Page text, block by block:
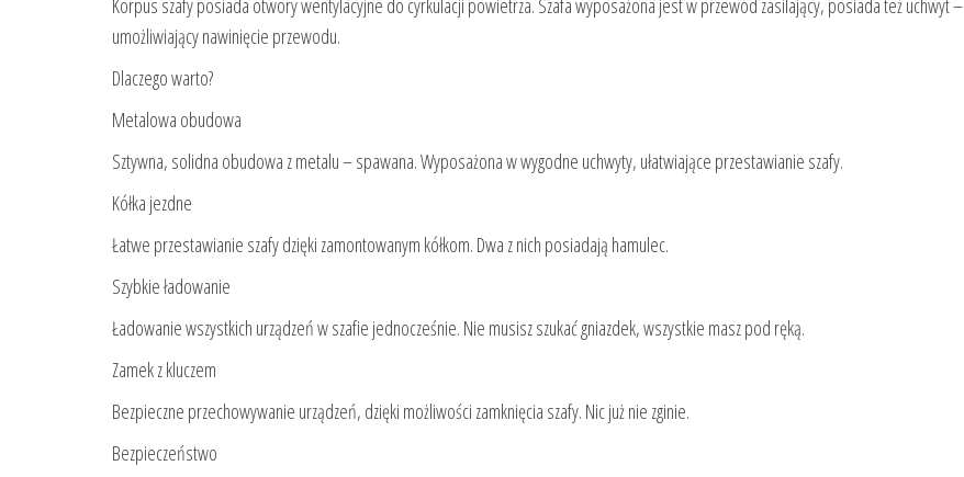
Korpus szafy posiada otwory wentylacyjne do cyrkulacji powietrza. Szafa wyposażona jest w przewód zasilający, posiada też uchwyt –
umożliwiający nawinięcie przewodu.
Dlaczego warto?
Metalowa obudowa
Sztywna, solidna obudowa z metalu – spawana. Wyposażona w wygodne uchwyty, ułatwiające przestawianie szafy.
Kółka jezdne
Łatwe przestawianie szafy dzięki zamontowanym kółkom. Dwa z nich posiadają hamulec.
Szybkie ładowanie
Ładowanie wszystkich urządzeń w szafie jednocześnie. Nie musisz szukać gniazdek, wszystkie masz pod ręką.
Zamek z kluczem
Bezpieczne przechowywanie urządzeń, dzięki możliwości zamknięcia szafy. Nic już nie zginie.
Bezpieczeństwo